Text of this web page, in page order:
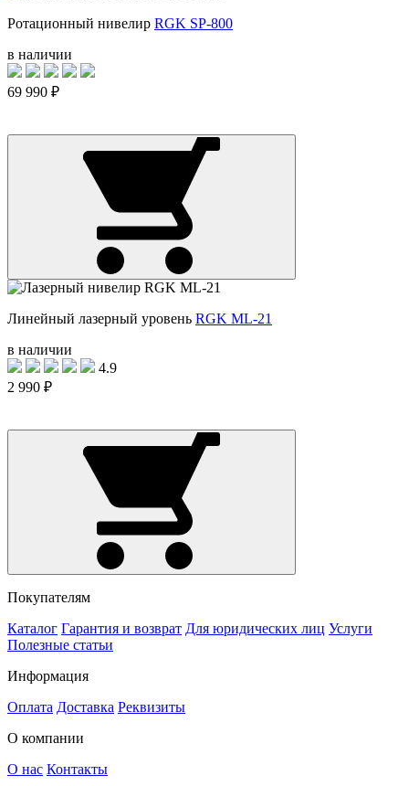
Ротационный нивелир RGK SP-800
в наличии
69 990 ₽
Линейный лазерный уровень RGK ML-21
в наличии
4.9
2 990 ₽
Покупателям
Каталог Гарантия и возврат Для юридических лиц Услуги
Полезные статьи
Информация
Оплата Доставка Реквизиты
О компании
О нас Контакты